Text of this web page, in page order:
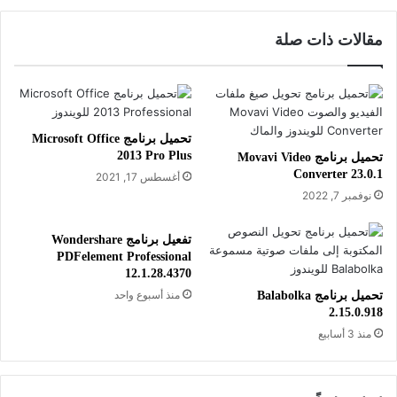
مرغوب فيها، وقص أطراف الفيديو، و تسريعه أو إبطائه.
بالميكروفون واضافة الموسيقي على خلفية الفيديو. يدعم البرنامج
حفظ الفيديو أو تصديره بمجموعة ضخمة من الصيغ مثل MP4 وmov
وavi وmkv وغيرها من الصيغ الأخرى. كما يمكنك اختيار عدد
الإطارات وجودة الفيديو وابعاد الطول والعرض، إضافة إلى تحديد
إعدادات الصوت كي تختار صيغة وجودة الصوت.
القليل من موارد المعالج والذاكرة العشوائية، ويدعم العديد من
اللغات. ويعد الحل الناجع للمستخدمين الذين يستخدمون أجهزة
كمبيوتر بمواصفات محدودة ويودون عمل مونتاج لملفات.
مقالات ذات صلة
تحميل برنامج Movavi Video
Converter 23.0.1
نوفمبر 7, 2022
تحميل برنامج Microsoft Office
2013 Pro Plus
أغسطس 17, 2021
تحميل برنامج Balabolka
2.15.0.918
منذ 3 أسابيع
تفعيل برنامج Wondershare
PDFelement Professional
12.1.28.4370
منذ أسبوع واحد